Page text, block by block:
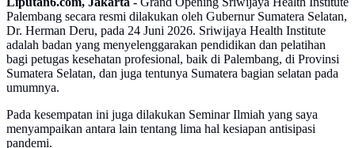
Palembang secara resmi dilakukan oleh Gubernur Sumatera Selatan,
Dr. Herman Deru, pada 24 Juni 2026. Sriwijaya Health Institute
adalah badan yang menyelenggarakan pendidikan dan pelatihan
bagi petugas kesehatan profesional, baik di Palembang, di Provinsi
Sumatera Selatan, dan juga tentunya Sumatera bagian selatan pada
umumnya.
Pada kesempatan ini juga dilakukan Seminar Ilmiah yang saya
menyampaikan antara lain tentang lima hal kesiapan antisipasi
pandemi.